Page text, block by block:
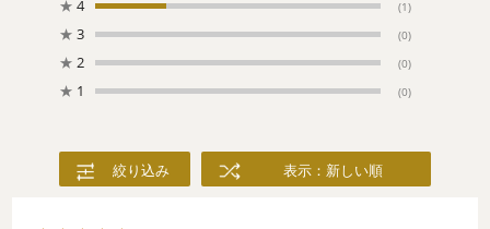
★ 4 (1)
★ 3 (0)
★ 2 (0)
★ 1 (0)
絞り込み 表示：新しい順